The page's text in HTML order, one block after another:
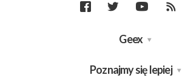
Geex
Poznajmy się lepiej